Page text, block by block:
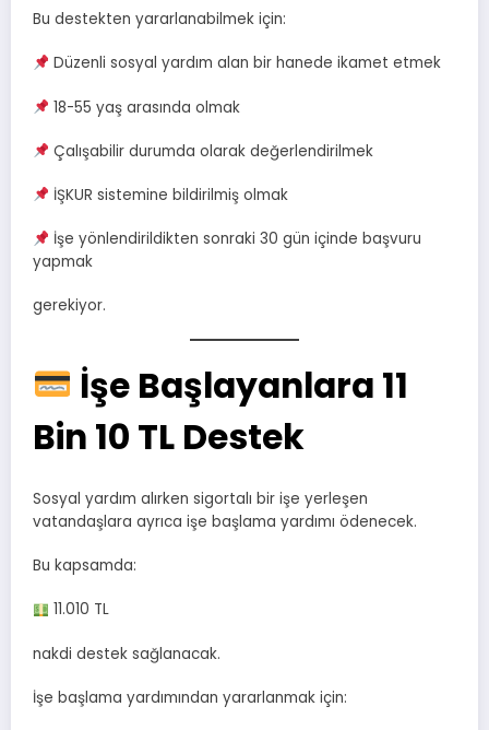
Bu destekten yararlanabilmek için:
Düzenli sosyal yardım alan bir hanede ikamet etmek
18-55 yaş arasında olmak
Çalışabilir durumda olarak değerlendirilmek
İŞKUR sistemine bildirilmiş olmak
İşe yönlendirildikten sonraki 30 gün içinde başvuru
yapmak
gerekiyor.
İşe Başlayanlara 11
Bin 10 TL Destek
Sosyal yardım alırken sigortalı bir işe yerleşen
vatandaşlara ayrıca işe başlama yardımı ödenecek.
Bu kapsamda:
11.010 TL
nakdi destek sağlanacak.
İşe başlama yardımından yararlanmak için: